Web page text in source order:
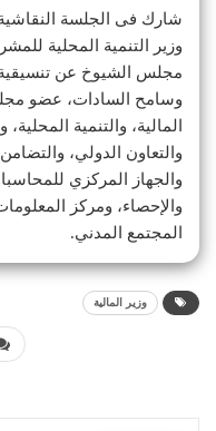
شارك فى الجلسة
وزير التنمية المحلية
مجلس الشيوخ عن
وسامح السادات، عضو
المالية، والتنمية
والتعاون الدولي،
والجهاز المركزي
والإحصاء، ومركز
المجتمع المدني.
وزير المالية